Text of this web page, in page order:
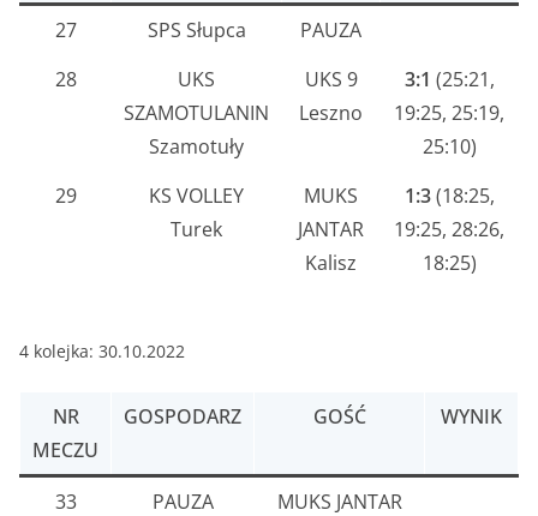
27 SPS Słupca
PAUZA
28
UKS
SZAMOTULANIN
Szamotuły
UKS 9
Leszno
3:1 (25:21,
19:25, 25:19,
25:10)
29
KS VOLLEY
Turek
MUKS
JANTAR
Kalisz
1:3(18:25,
19:25, 28:26,
18:25)
4 kolejka: 30.10.2022
NR
MECZU
GOSPODARZ GOŚĆ WYNIK
33 PAUZA
MUKS JANTAR